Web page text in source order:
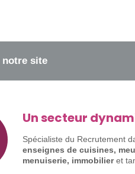
notre site
Un secteur
Spécialiste du Recrutement
enseignes de cuisines,
menuiserie, immobilieret